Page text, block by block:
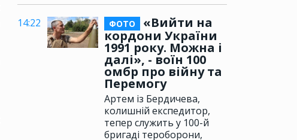
14:22 ФОТО
«Вийти на
кордони України
1991 року. Можна і
далі», - воїн 100
омбр про війну та
Перемогу
Артем із Бердичева,
колишній експедитор,
тепер служить у 100-й
бригаді тероборони,